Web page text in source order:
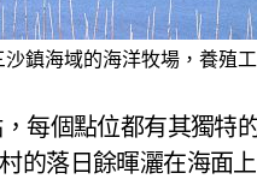
鎮海域的海洋牧場，養殖
每個點位都有其獨特
的落日餘暉灑在海面